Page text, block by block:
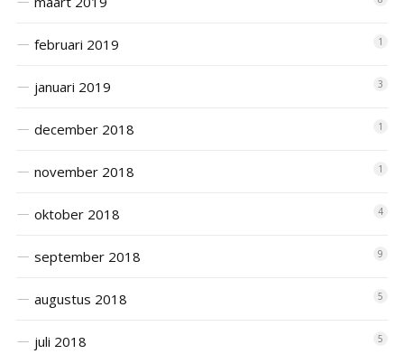
februari 2019 1
januari 2019 3
december 2018 1
november 2018 1
oktober 2018 4
september 2018 9
augustus 2018 5
juli 2018 5